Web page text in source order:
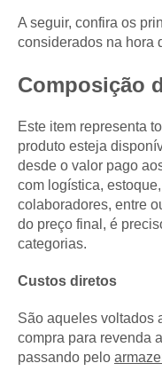
A seguir, confira os
considerados na hora
Composição
Este item representa
produto esteja
desde o valor pago
com logística,
colaboradores, entre
do preço final, é
categorias.
Custos diretos
São aqueles voltados
compra para revenda
passando pelo